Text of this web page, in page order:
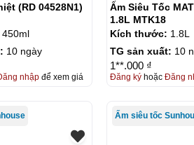
(RD 04528N1)
450ml
10 ngày
nhậpđể xem giá
Ấm Siêu Tốc
1.8L MTK18
Kích thước: 1.8L
TG sản xuất: 10
1**.000 ₫
Đăng kýhoặc Đăng
Ấm siêu tốc